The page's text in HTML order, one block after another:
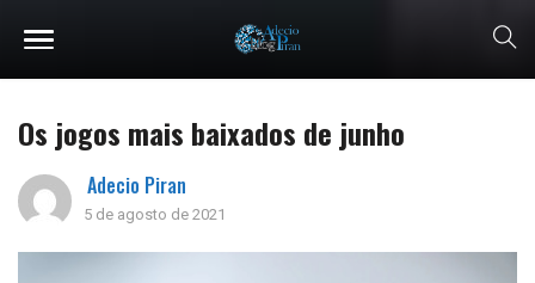
Os jogos mais baixados de junho
Adecio Piran
5 de agosto de 2021